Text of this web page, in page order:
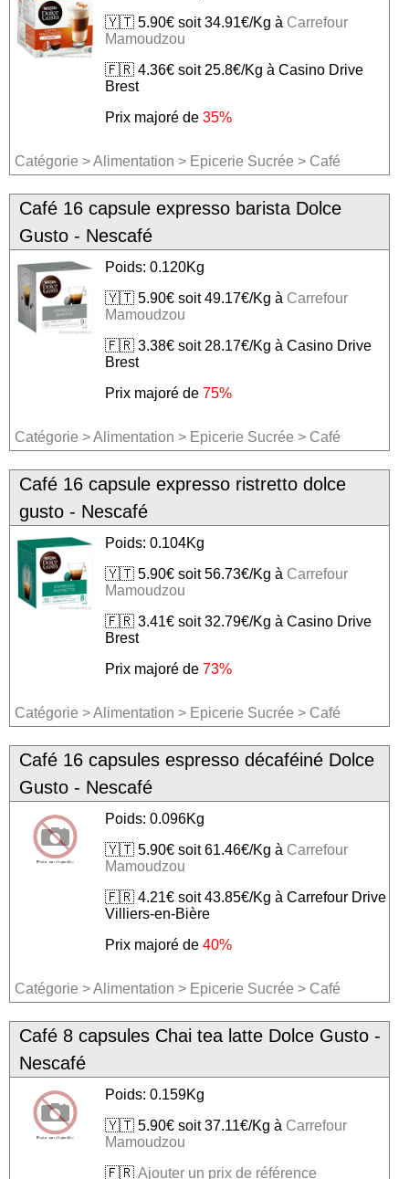
🇾🇹 5.90€ soit 34.91€/Kg à Carrefour
Mamoudzou
🇫🇷 4.36€ soit 25.8€/Kg à Casino Drive
Brest
Prix majoré de 35%
Catégorie >Alimentation > Epicerie Sucrée > Café
Café 16 capsule expresso barista Dolce
Gusto - Nescafé
Poids: 0.120Kg
🇾🇹 5.90€ soit 49.17€/Kg à Carrefour
Mamoudzou
🇫🇷 3.38€ soit 28.17€/Kg à Casino Drive
Brest
Prix majoré de 75%
Catégorie >Alimentation > Epicerie Sucrée > Café
Café 16 capsule expresso ristretto dolce
gusto - Nescafé
Poids: 0.104Kg
🇾🇹 5.90€ soit 56.73€/Kg à Carrefour
Mamoudzou
🇫🇷 3.41€ soit 32.79€/Kg à Casino Drive
Brest
Prix majoré de 73%
Catégorie >Alimentation > Epicerie Sucrée > Café
Café 16 capsules espresso décaféiné Dolce
Gusto - Nescafé
Poids: 0.096Kg
🇾🇹 5.90€ soit 61.46€/Kg à Carrefour
Mamoudzou
🇫🇷 4.21€ soit 43.85€/Kg à Carrefour Drive
Villiers-en-Bière
Prix majoré de 40%
Catégorie >Alimentation > Epicerie Sucrée > Café
Café 8 capsules Chai tea latte Dolce Gusto -
Nescafé
Poids: 0.159Kg
🇾🇹 5.90€ soit 37.11€/Kg à Carrefour
Mamoudzou
🇫🇷 Ajouter un prix de référence